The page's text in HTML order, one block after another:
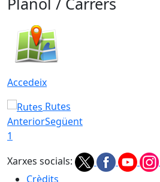
Accedeix
Rutes
AnteriorSegüent
1
Xarxes socials:
Crèdits